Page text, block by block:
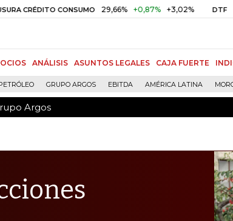
CONSUMO 29,66% +0,87% +3,02% DTF 10,34%
ANÁLISIS ASUNTOS LEGALES CAJA FUERTE
GRUPO ARGOS EBITDA AMÉRICA LATINA
Argos
Argos